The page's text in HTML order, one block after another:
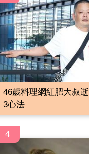
46歲料理網紅肥大叔
3心法
4